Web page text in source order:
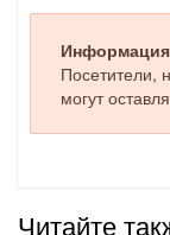
Информация
Посетители,
могут
Читайте